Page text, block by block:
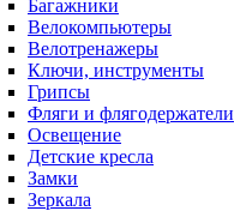
Багажники
Велокомпьютеры
Велотренажеры
Ключи, инструменты
Грипсы
Фляги и флягодержатели
Освещение
Детские кресла
Замки
Зеркала